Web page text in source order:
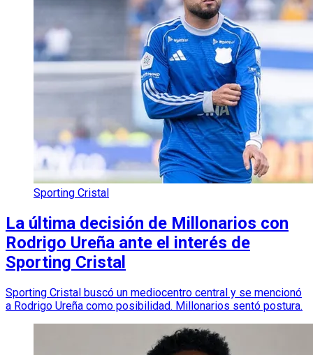
Sporting Cristal
La última decisión de Millonarios con
Rodrigo Ureña ante el interés de
Sporting Cristal
Sporting Cristal buscó un mediocentro central y se mencionó
a Rodrigo Ureña como posibilidad. Millonarios sentó postura.